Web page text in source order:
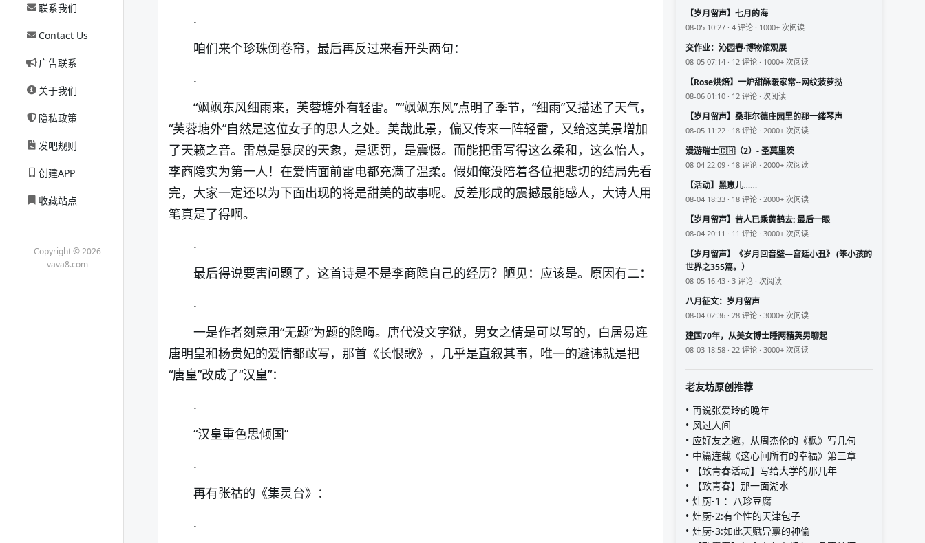
联系我们
Contact Us
广告联系
关于我们
隐私政策
发吧规则
创建APP
收藏站点
Copyright © 2026
vava8.com
.
咱们来个珍珠倒卷帘，最后再反过来看开头两句：
.
“飒飒东风细雨来，芙蓉塘外有轻雷。”“飒飒东风”点明了季节，“细雨”又描述了天气，
“芙蓉塘外”自然是这位女子的思人之处。美哉此景，偏又传来一阵轻雷，又给这美景增加
了天籁之音。雷总是暴戾的天象，是惩罚，是震慑。而能把雷写得这么柔和，这么怡人，
李商隐实为第一人！在爱情面前雷电都充满了温柔。假如俺没陪着各位把悲切的结局先看
完，大家一定还以为下面出现的将是甜美的故事呢。反差形成的震撼最能感人，大诗人用
笔真是了得啊。
.
最后得说要害问题了，这首诗是不是李商隐自己的经历？陋见：应该是。原因有二：
.
一是作者刻意用“无题”为题的隐晦。唐代没文字狱，男女之情是可以写的，白居易连
唐明皇和杨贵妃的爱情都敢写，那首《长恨歌》，几乎是直叙其事，唯一的避讳就是把
“唐皇”改成了“汉皇”：
.
“汉皇重色思倾国”
.
再有张祜的《集灵台》：
.
【岁月留声】七月的海
08-05 10:27 · 4 评论 · 1000+ 次阅读
交作业：沁园春·博物馆观展
08-05 07:14 · 12 评论 · 1000+ 次阅读
【Rose烘焙】一炉甜酥暖家常--网纹菠萝挞
08-06 01:10 · 12 评论 · 次阅读
【岁月留声】桑菲尔德庄园里的那一缕琴声
08-05 11:22 · 18 评论 · 2000+ 次阅读
漫游瑞士🇨🇭（2）- 圣莫里茨
08-04 22:09 · 18 评论 · 2000+ 次阅读
【活动】黑崽儿……
08-04 18:33 · 18 评论 · 2000+ 次阅读
【岁月留声】昔人已乘黄鹤去: 最后一眼
08-04 20:11 · 11 评论 · 3000+ 次阅读
【岁月留声】《岁月回音壁—宫廷小丑》 (笨小孩的
世界之355篇。）
08-05 16:43 · 3 评论 · 次阅读
八月征文：岁月留声
08-04 02:36 · 28 评论 · 3000+ 次阅读
建国70年，从美女博士睡两精英男聊起
08-03 18:58 · 22 评论 · 3000+ 次阅读
老友坊原创推荐
再说张爱玲的晚年
风过人间
应好友之邀，从周杰伦的《枫》写几句
中篇连载《这心间所有的幸福》第三章
【致青春活动】写给大学的那几年
【致青春】那一面湖水
灶厨-1 ：八珍豆腐
灶厨-2:有个性的天津包子
灶厨-3:如此天赋异禀的神偷